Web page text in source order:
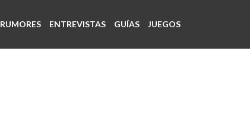
RUMORES ENTREVISTAS GUÍAS JUEGOS